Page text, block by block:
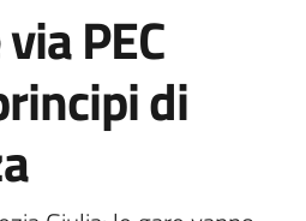
PEC
di